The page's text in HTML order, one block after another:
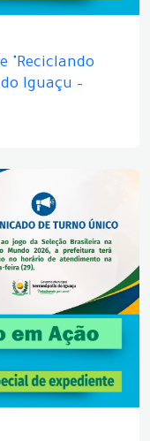
"Reciclando
Iguaçu –